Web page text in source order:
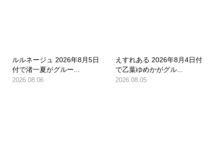
ルルネージュ 2026年8月5日
付で渚一夏がグルー...
2026.08.06
えすれある 2026年8月4日付
で乙葉ゆめかがグル...
2026.08.05